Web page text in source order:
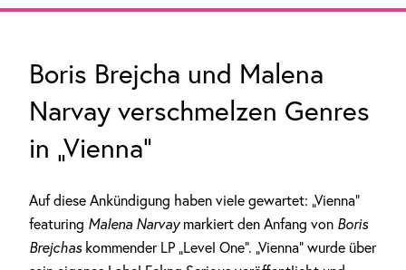
Boris Brejcha und Malena
Narvay verschmelzen Genres
in „Vienna“
Auf diese Ankündigung haben viele gewartet: „Vienna“
featuring Malena Narvaymarkiert den Anfang von Boris
Brejchaskommender LP „Level One“. „Vienna“ wurde über